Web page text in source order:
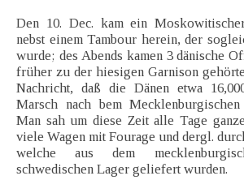
Den 10. Dec. kam ein
nebst einem Tambour herein, der
wurde; des Abends kamen 3 dänische
früher zu der hiesigen Garnison
Nachricht, daß die Dänen etwa
Marsch nach bem Mecklenburgischen
Man sah um diese Zeit alle Tage
viele Wagen mit Fourage und dergl.
welche aus dem
schwedischen Lager geliefert wurden.